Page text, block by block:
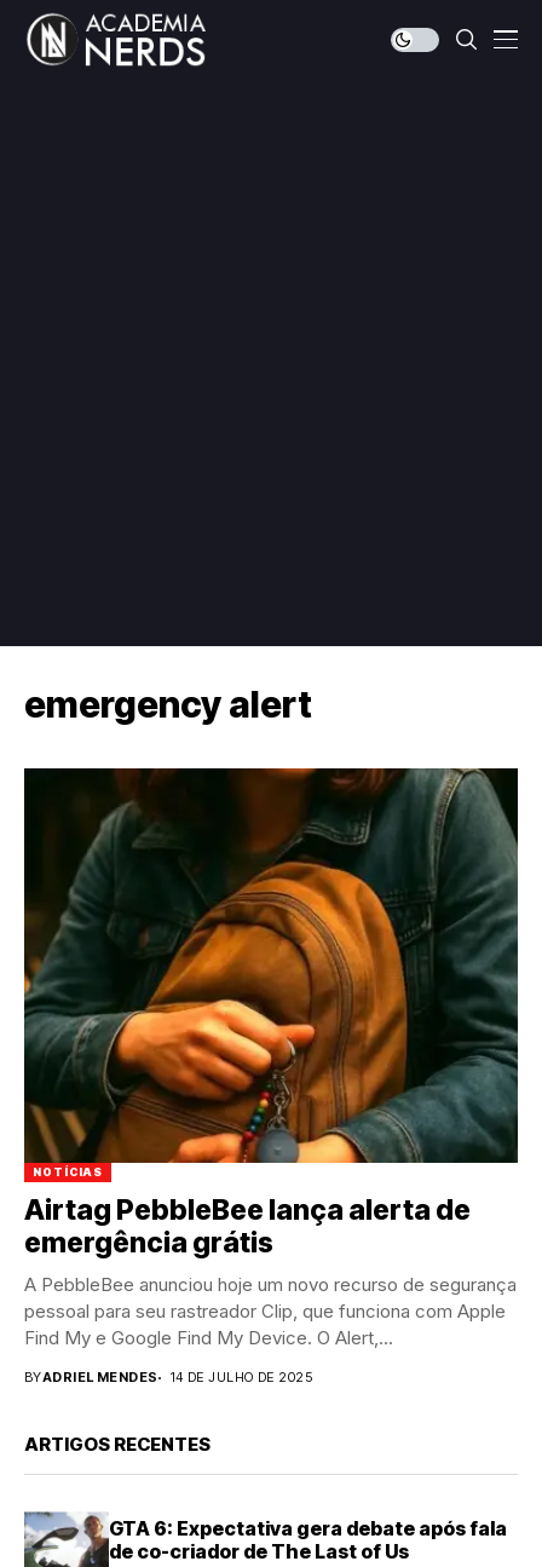
emergency alert
NOTÍCIAS
Airtag PebbleBee lança alerta de
emergência grátis
A PebbleBee anunciou hoje um novo recurso de segurança
pessoal para seu rastreador Clip, que funciona com Apple
Find My e Google Find My Device. O Alert,...
BYADRIEL MENDES 14 DE JULHO DE 2025
ARTIGOS RECENTES
GTA 6: Expectativa gera debate após fala
de co-criador de The Last of Us